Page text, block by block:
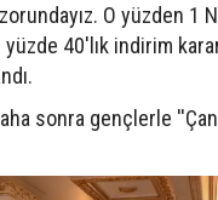
O yüzden 1
yüzde 40'lık indirim
sonra gençlerle